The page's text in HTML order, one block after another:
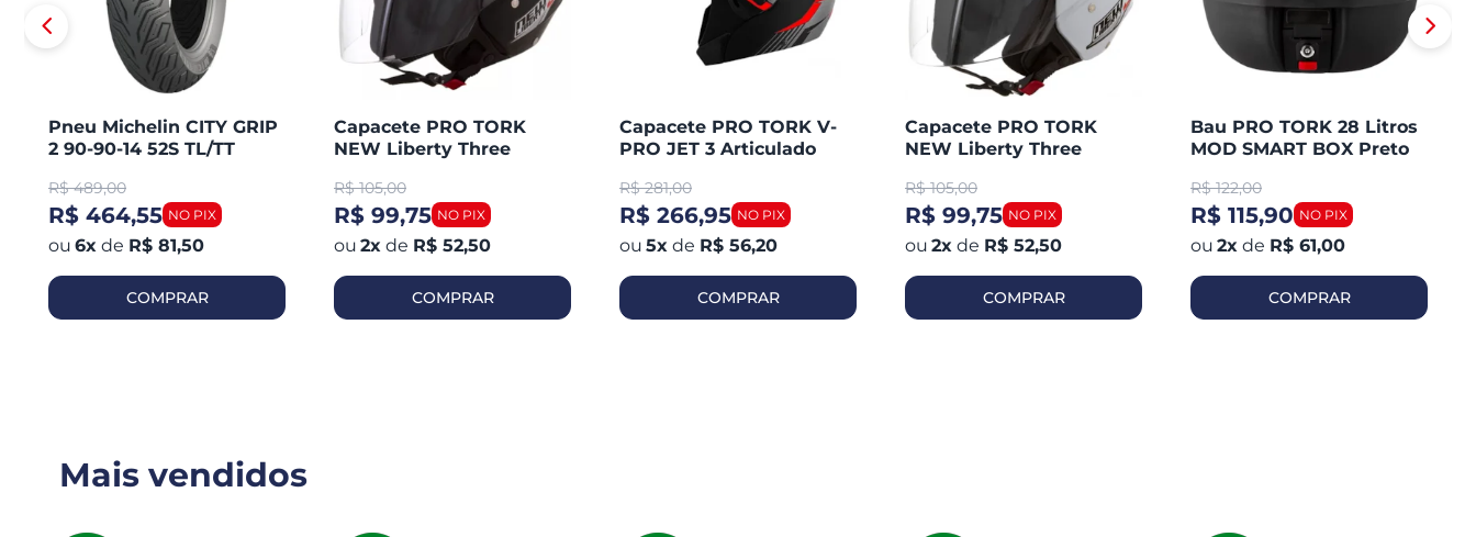
Pneu Michelin CITY GRIP
2 90-90-14 52S TL/TT
R$ 489,00
R$ 464,55
6x de R$ 81,50
COMPRAR
Capacete PRO TORK
NEW Liberty Three
R$ 105,00
R$ 99,75
2x de R$ 52,50
COMPRAR
Capacete PRO TORK V-
PRO JET 3 Articulado
R$ 281,00
R$ 266,95
5x de R$ 56,20
COMPRAR
Capacete PRO TORK
NEW Liberty Three
R$ 105,00
R$ 99,75
2x de R$ 52,50
COMPRAR
Bau PRO TORK 28 Litros
MOD SMART BOX Preto
R$ 122,00
R$ 115,90
2x de R$ 61,00
COMPRAR
Mais vendidos